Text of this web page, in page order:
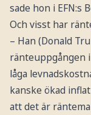
sade hon i EFN:s
Och visst har
– Han (Donald
ränteuppgången
låga
kanske ökad
att det är